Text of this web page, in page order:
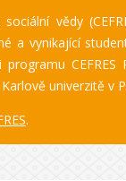
vědy
a vynikající
univerzitě v
.